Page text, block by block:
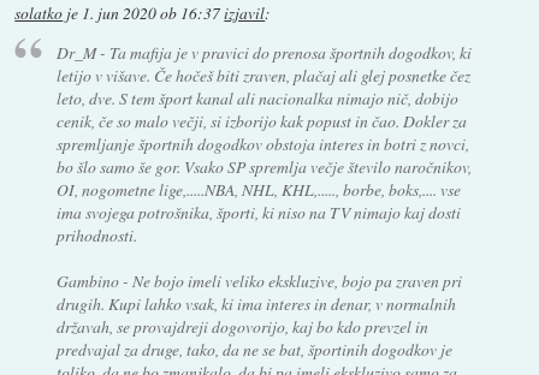
solatko je 1. jun 2020 ob 16:37izjavil:
Dr_M - Ta mafija je v pravici do prenosa športnih dogodkov, ki
letijo v višave. Če hočeš biti zraven, plačaj ali glej posnetke čez
leto, dve. S tem šport kanal ali nacionalka nimajo nič, dobijo
cenik, če so malo večji, si izborijo kak popust in čao. Dokler za
spremljanje športnih dogodkov obstoja interes in botri z novci,
bo šlo samo še gor. Vsako SP spremlja večje število naročnikov,
OI, nogometne lige,.....NBA, NHL, KHL,....., borbe, boks,.... vse
ima svojega potrošnika, športi, ki niso na TV nimajo kaj dosti
prihodnosti.
Gambino - Ne bojo imeli veliko ekskluzive, bojo pa zraven pri
drugih. Kupi lahko vsak, ki ima interes in denar, v normalnih
državah, se provajdreji dogovorijo, kaj bo kdo prevzel in
predvajal za druge, tako, da ne se bat, športinih dogodkov je